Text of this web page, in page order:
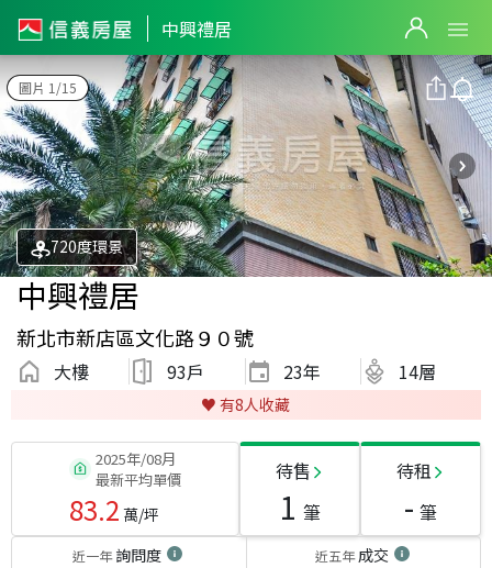
中興禮居
圖片 1/15
720度環景
中興禮居
新北市新店區文化路９０號
大樓 93戶 23年 14層
♥️ 有8人收藏
2025年/08月
最新平均單價
83.2 萬/坪
待售
1 筆
待租
- 筆
近一年詢問度 近五年成交